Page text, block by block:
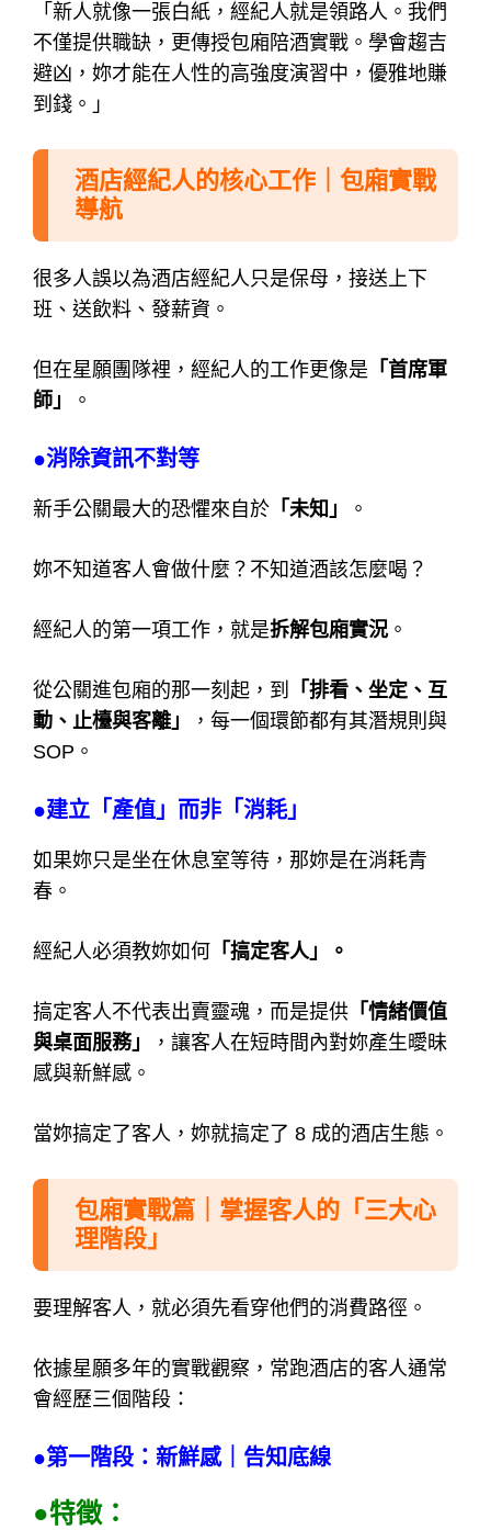
「新人就像一張白紙，經紀人就是領路人。我們
不僅提供職缺，更傳授包廂陪酒實戰。學會趨吉
避凶，妳才能在人性的高強度演習中，優雅地賺
到錢。」
酒店經紀人的核心工作｜包廂實戰
導航
很多人誤以為酒店經紀人只是保母，接送上下
班、送飲料、發薪資。
但在星願團隊裡，經紀人的工作更像是 「首席軍
師」
。
●消除資訊不對等
新手公關最大的恐懼來自於 「未知」 。
妳不知道客人會做什麼？不知道酒該怎麼喝？
經紀人的第一項工作，就是拆解包廂實況 。
從公關進包廂的那一刻起，到
「排看、坐定、互
動、止檯與客離」
，每一個環節都有其潛規則與
SOP。
●建立「產值」而非「消耗」
如果妳只是坐在休息室等待，那妳是在消耗青
春。
經紀人必須教妳如何 「搞定客人」 。
搞定客人不代表出賣靈魂，而是提供 「情緒價值
與桌面服務」
，讓客人在短時間內對妳產生曖昧
感與新鮮感。
當妳搞定了客人，妳就搞定了 8 成的酒店生態。
包廂實戰篇｜掌握客人的「三大心
理階段」
要理解客人，就必須先看穿他們的消費路徑。
依據星願多年的實戰觀察，常跑酒店的客人通常
會經歷三個階段：
●第一階段：新鮮感｜告知底線
●特徵：